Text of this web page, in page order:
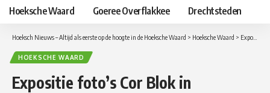
aanpassen
Hoeksche Waard Goeree Overflakkee Drechtsteden
Hoeksch Nieuws – Altijd als eerste op de hoogte in de Hoeksche Waard > Hoeksche Waard > Expositie foto’s Cor Blok in Dienstencentrum ’t Weegje
HOEKSCHE WAARD
Expositie foto’s Cor Blok in